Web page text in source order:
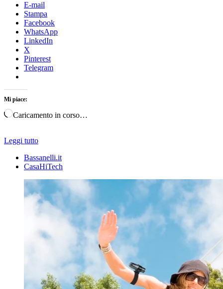
E-mail
Stampa
Facebook
WhatsApp
LinkedIn
X
Pinterest
Telegram
Mi piace:
Caricamento in corso…
Leggi tutto
Bassanelli.it
CasaHiTech